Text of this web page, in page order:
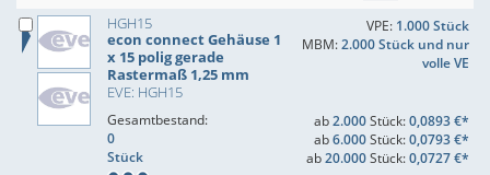
HGH15
econ connect Gehäuse 1
x 15 polig gerade
Rastermaß 1,25 mm
EVE: HGH15
VPE: 1.000 Stück
MBM:2.000 Stück und nur
volle VE
Gesamtbestand:
0
Stück
ab2.000Stück:0,0893 €*
ab6.000Stück:0,0793 €*
ab20.000Stück:0,0727 €*